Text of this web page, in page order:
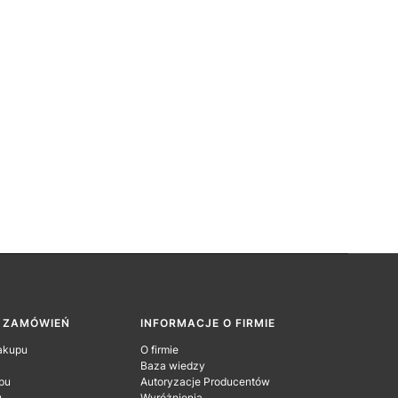
INFORMACJE O FIRMIE
O firmie
Baza wiedzy
Autoryzacje Producentów